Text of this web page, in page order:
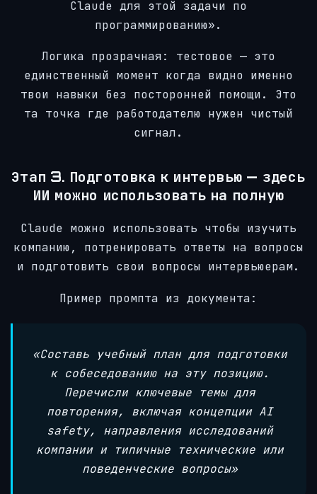
Claude для этой задачи по
программированию».
Логика прозрачная: тестовое — это
единственный момент когда видно именно
твои навыки без посторонней помощи. Это
та точка где работодателю нужен чистый
сигнал.
Этап 3. Подготовка к интервью — здесь
ИИ можно использовать на полную
Claude можно использовать чтобы изучить
компанию, потренировать ответы на вопросы
и подготовить свои вопросы интервьюерам.
Пример промпта из документа:
«Составь учебный план для подготовки
к собеседованию на эту позицию.
Перечисли ключевые темы для
повторения, включая концепции AI
safety, направления исследований
компании и типичные технические или
поведенческие вопросы»